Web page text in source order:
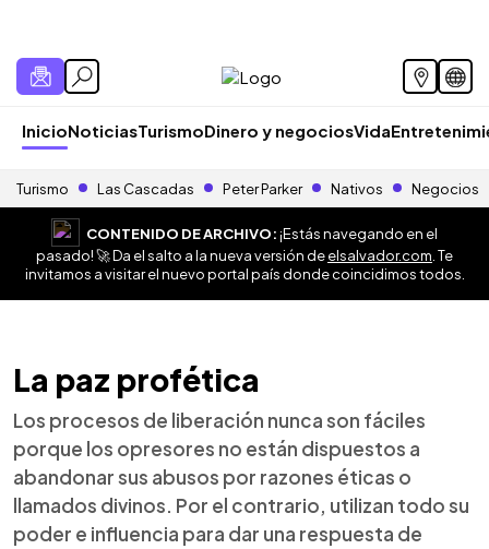
InicioNoticiasTurismoDinero y negociosVida
Turismo Las Cascadas Peter Parker Nativos Negocios
CONTENIDO DE ARCHIVO:¡Estás navegando en el
pasado! 🚀 Da el salto a la nueva versión deelsalvador.com . Te
invitamos a visitar el nuevo portal país donde coincidimos todos.
La paz profética
Los procesos de liberación nunca son fáciles
porque los opresores no están dispuestos a
abandonar sus abusos por razones éticas o
llamados divinos. Por el contrario, utilizan todo su
poder e influencia para dar una respuesta de